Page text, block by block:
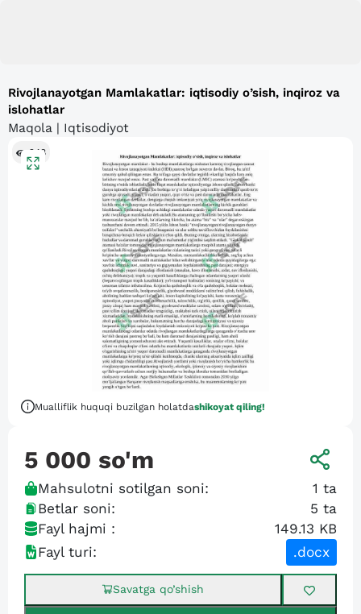
Rivojlanayotgan Mamlakatlar: iqtisodiy o’sish, inqiroz va
islohatlar
Maqola | Iqtisodiyot
248
Mualliflik huquqi buzilgan holatdashikoyat qiling!
5 000 so'm
Mahsulotni sotilgan soni: 1 ta
Betlar soni:
5 ta
Fayl hajmi :
149.13 KB
Fayl turi:
.docx
Savatga qo’shish